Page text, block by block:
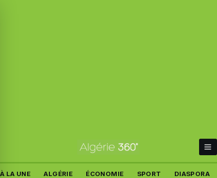
À LA UNE ALGÉRIE ÉCONOMIE SPORT DIASPORA